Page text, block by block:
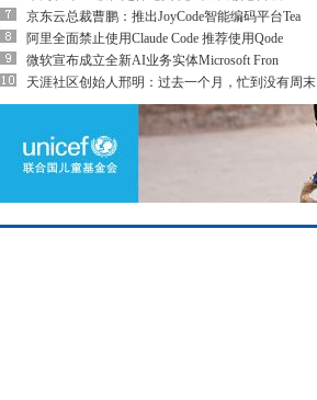
京东云总裁曹鹏：推出JoyCode智能编码平台Tea
阿里全面禁止使用Claude Code 推荐使用Qode
微软宣布成立全新AI业务实体Microsoft Fron
天涯社区创始人邢明：过去一个月，忙到没有周末